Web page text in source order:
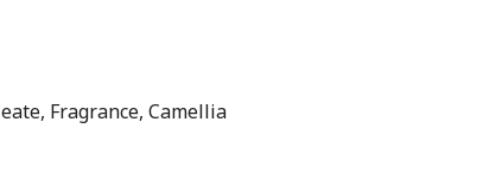
Fragrance, Camellia